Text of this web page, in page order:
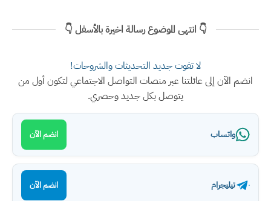
👇 انتهى الموضوع رسالة اخيرة بالأسفل 👇
لا تفوت جديد التحديثات والشروحات!
انضم الآن إلى عائلتنا عبر منصات التواصل الاجتماعي لتكون أول من
يتوصل بكل جديد وحصري.
واتساب انضم الآن
تيليجرام انضم الآن